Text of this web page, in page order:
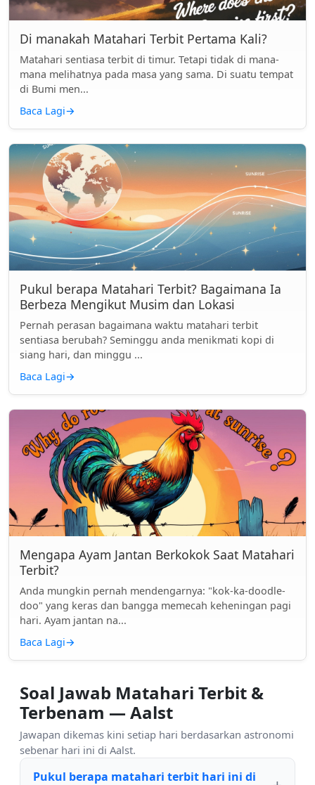
Di manakah Matahari Terbit Pertama Kali?
Matahari sentiasa terbit di timur. Tetapi tidak di mana-
mana melihatnya pada masa yang sama. Di suatu tempat
di Bumi men...
Baca Lagi→
Pukul berapa Matahari Terbit? Bagaimana Ia
Berbeza Mengikut Musim dan Lokasi
Pernah perasan bagaimana waktu matahari terbit
sentiasa berubah? Seminggu anda menikmati kopi di
siang hari, dan minggu ...
Baca Lagi→
Mengapa Ayam Jantan Berkokok Saat Matahari
Terbit?
Anda mungkin pernah mendengarnya: "kok-ka-doodle-
doo" yang keras dan bangga memecah keheningan pagi
hari. Ayam jantan na...
Baca Lagi→
Soal Jawab Matahari Terbit &
Terbenam — Aalst
Jawapan dikemas kini setiap hari berdasarkan astronomi
sebenar hari ini di Aalst.
Pukul berapa matahari terbit hari ini di